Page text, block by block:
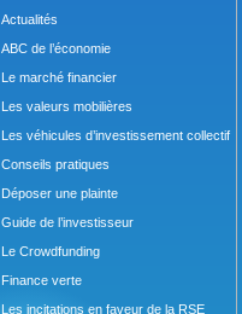
Actualités
ABC de l’économie
Le marché financier
Les valeurs mobilières
Les véhicules d’investissement collectif
Conseils pratiques
Déposer une plainte
Guide de l’investisseur
Le Crowdfunding
Finance verte
Les incitations en faveur de la RSE